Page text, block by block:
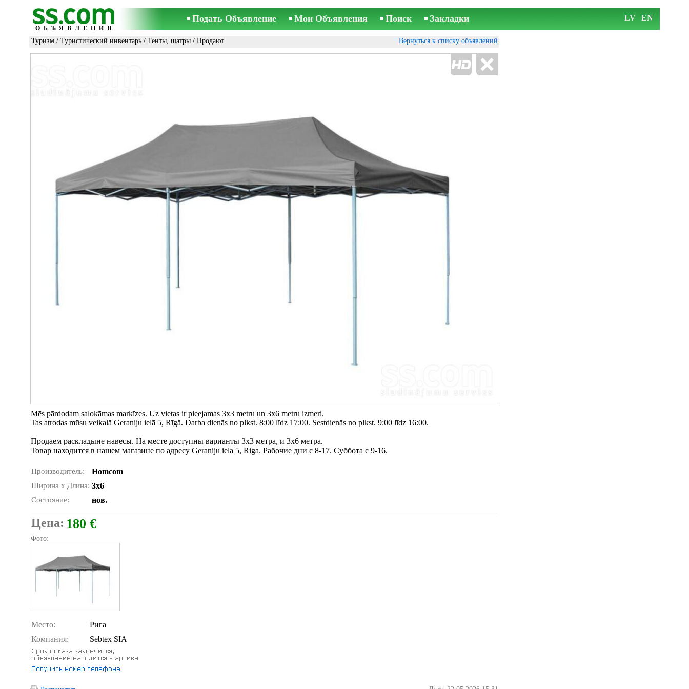
ОБЪЯВЛЕНИЯ
Подать Объявление Мои Объявления Поиск Закладки LV EN
Туризм / Туристический инвентарь / Тенты, шатры / Продают Вернуться к списку объявлений
Mēs pārdodam salokāmas markīzes. Uz vietas ir pieejamas 3x3 metru un 3x6 metru izmeri.
Tas atrodas mūsu veikalā Geraniju ielā 5, Rīgā. Darba dienās no plkst. 8:00 līdz 17:00. Sestdienās no plkst. 9:00 līdz 16:00.
Продаем раскладыне навесы. На месте доступны варианты 3х3 метра, и 3х6 метра.
Товар находится в нашем магазине по адресу Geraniju iela 5, Riga. Рабочие дни с 8-17. Суббота с 9-16.
Производитель: Homcom
Ширина x Длина: 3x6
Состояние: нов.
Цена: 180 €
Фото:
Место:
Рига
Компания:
Sebtex SIA